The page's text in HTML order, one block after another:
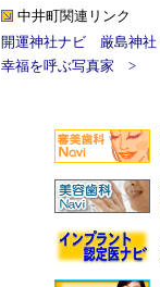
中井町関連リンク
開運神社ナビ
厳島神社
幸福を呼ぶ写真家 >